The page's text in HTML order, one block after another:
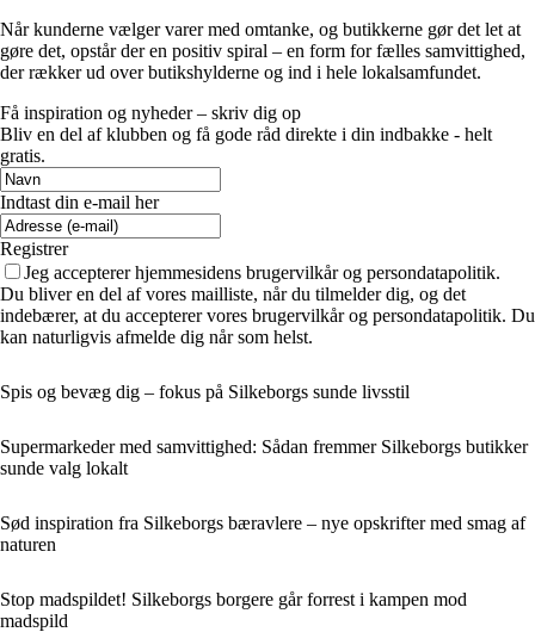
Når kunderne vælger varer med omtanke, og butikkerne gør det let at
gøre det, opstår der en positiv spiral – en form for fælles samvittighed,
der rækker ud over butikshylderne og ind i hele lokalsamfundet.
Få inspiration og nyheder – skriv dig op
Bliv en del af klubben og få gode råd direkte i din indbakke - helt
gratis.
Indtast din e-mail her
Registrer
Jeg accepterer hjemmesidens brugervilkår og persondatapolitik.
Du bliver en del af vores mailliste, når du tilmelder dig, og det
indebærer, at du accepterer vores brugervilkår og persondatapolitik. Du
kan naturligvis afmelde dig når som helst.
Spis og bevæg dig – fokus på Silkeborgs sunde livsstil
Supermarkeder med samvittighed: Sådan fremmer Silkeborgs butikker
sunde valg lokalt
Sød inspiration fra Silkeborgs bæravlere – nye opskrifter med smag af
naturen
Stop madspildet! Silkeborgs borgere går forrest i kampen mod
madspild